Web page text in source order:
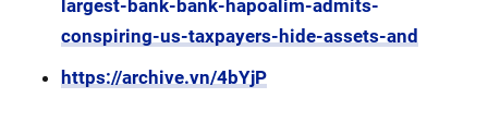
largest-bank-bank-hapoalim-admits-
conspiring-us-taxpayers-hide-assets-and
https://archive.vn/4bYjP